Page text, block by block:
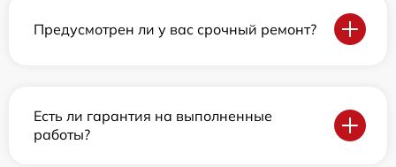
Предусмотрен ли у вас срочный ремонт?
Есть ли гарантия на выполненные
работы?